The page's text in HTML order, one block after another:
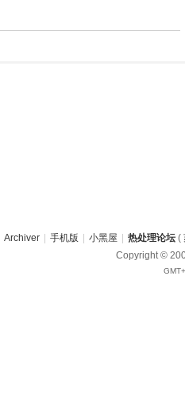
Archiver | 手机版 | 小黑屋 | 热处理论坛 (
Copyright ©